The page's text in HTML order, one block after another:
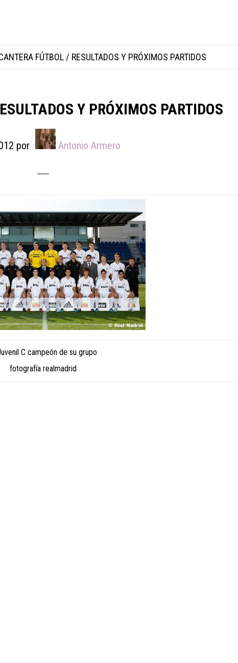
FÚTBOL / RESULTADOS Y PRÓXIMOS PARTIDOS
Y PRÓXIMOS PARTIDOS
por Antonio Armero
C campeón de su grupo
fotografía realmadrid